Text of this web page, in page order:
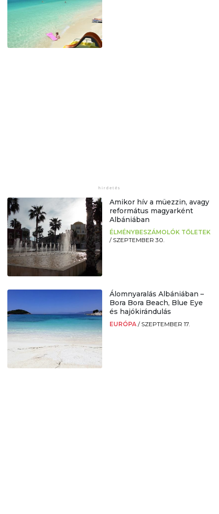
Amikor hív a müezzin, avagy
református magyarként
Albániában
ÉLMÉNYBESZÁMOLÓK TŐLETEK
/ SZEPTEMBER 30.
Álomnyaralás Albániában –
Bora Bora Beach, Blue Eye
és hajókirándulás
EURÓPA / SZEPTEMBER 17.